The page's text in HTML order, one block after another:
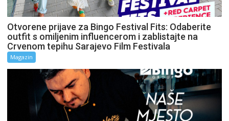
Otvorene prijave za Bingo Festival Fits: Odaberite
outfit s omiljenim influencerom i zablistajte na
Crvenom tepihu Sarajevo Film Festivala
Magazin